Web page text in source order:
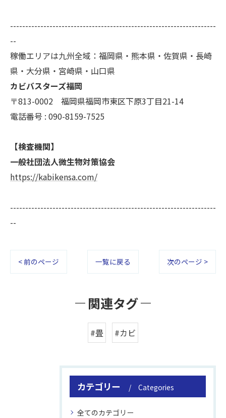
--------------------------------------------------------------------
--
稼働エリアは九州全域：福岡県・熊本県・佐賀県・長崎
県・大分県・宮崎県・山口県
カビバスターズ福岡
〒813-0002 福岡県福岡市東区下原3丁目21-14
電話番号 : 090-8159-7525
【検査機関】
一般社団法人微生物対策協会
https://kabikensa.com/
--------------------------------------------------------------------
--
< 前のページ 一覧に戻る 次のページ >
関連タグ
#畳 #カビ
カテゴリー Categories
全てのカテゴリー